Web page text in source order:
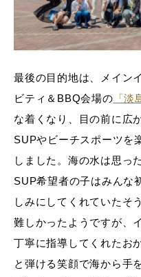
最後の目的地は、メイン
ビティ＆BBQ会場の 「
な着くなり、目の前に広
SUPやビーチスポーツを
しました。海の水は思っ
SUP希望者の子はみんな
しみにしてくれていたそ
難しかったようですが、
丁寧に指導してくれたお
と弾ける笑顔で海から手